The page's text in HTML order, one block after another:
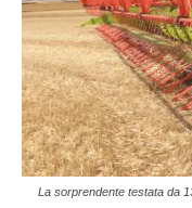
La sorprendente testata da